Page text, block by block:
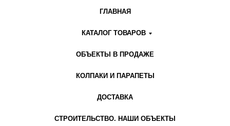
ГЛАВНАЯ
КАТАЛОГ ТОВАРОВ
ОБЪЕКТЫ В ПРОДАЖЕ
КОЛПАКИ И ПАРАПЕТЫ
ДОСТАВКА
СТРОИТЕЛЬСТВО. НАШИ ОБЪЕКТЫ